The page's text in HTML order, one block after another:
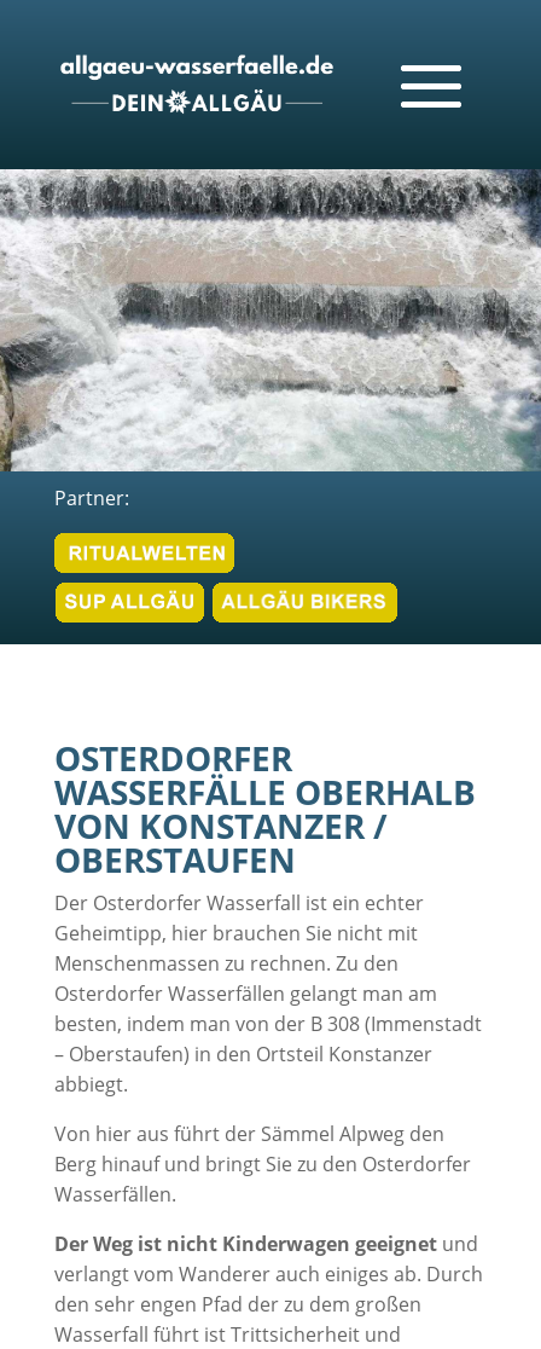
Partner:
OSTERDORFER
WASSERFÄLLE OBERHALB
VON KONSTANZER /
OBERSTAUFEN
Der Osterdorfer Wasserfall ist ein echter
Geheimtipp, hier brauchen Sie nicht mit
Menschenmassen zu rechnen. Zu den
Osterdorfer Wasserfällen gelangt man am
besten, indem man von der B 308 (Immenstadt
– Oberstaufen) in den Ortsteil Konstanzer
abbiegt.
Von hier aus führt der Sämmel Alpweg den
Berg hinauf und bringt Sie zu den Osterdorfer
Wasserfällen.
Der Weg ist nicht Kinderwagen geeignetund
verlangt vom Wanderer auch einiges ab. Durch
den sehr engen Pfad der zu dem großen
Wasserfall führt ist Trittsicherheit und